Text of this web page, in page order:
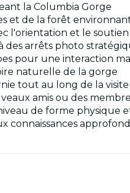
la Columbia Gorge
et de la forêt
l'orientation et le
des arrêts photo
pour une interaction
naturelle de la gorge
tout au long de la visite
amis ou des
de forme physique
connaissances